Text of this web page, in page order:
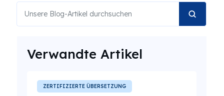
Verwandte Artikel
ZERTIFIZIERTE ÜBERSETZUNG